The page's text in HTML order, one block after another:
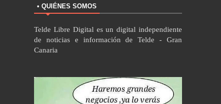
• QUIÉNES SOMOS
Telde Libre Digital es un digital independiente
de noticias e información de Telde - Gran
Canaria